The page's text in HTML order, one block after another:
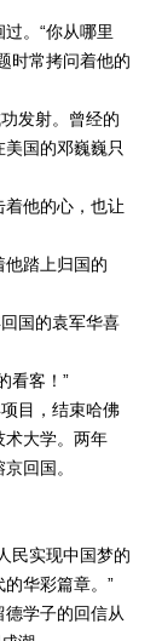
。“你从哪里
时常拷问着他的
发射。曾经的
国的邓巍巍只
他的心，也让
踏上归国的
国的袁军华喜
看客！”
目，结束哈佛
术大学。两年
回国。
民实现中国梦的
华彩篇章。”
学子的回信从